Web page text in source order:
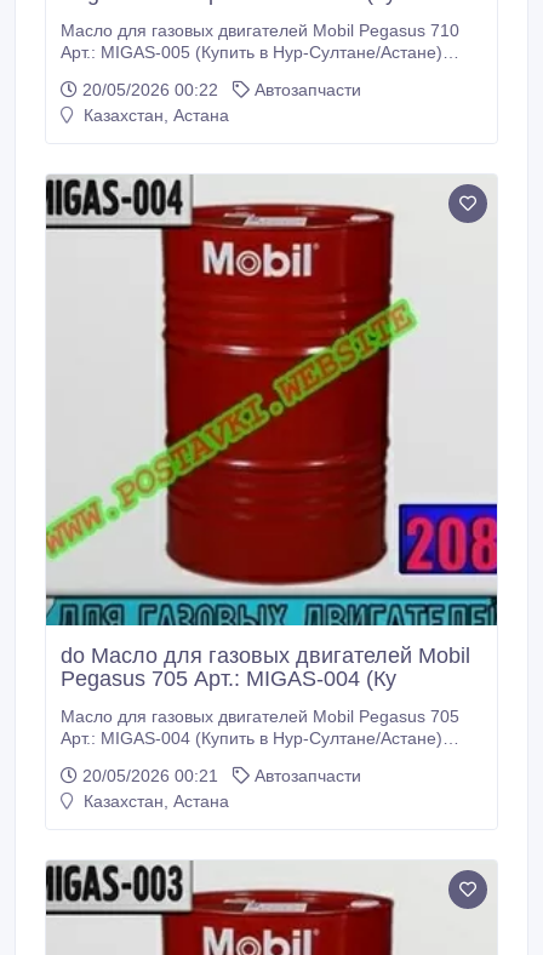
Масло для газовых двигателей Mobil Pegasus 710
Арт.: MIGAS-005 (Купить в Нур-Султане/Астане)
для газовых двигателей, обладающее очень
высокими эксплуатационными характеристиками и
четырехтактных двигателей с очень малым
расходом масла.
20/05/2026 00:22
Автозапчасти
Казахстан, Астана
do Масло для газовых двигателей Mobil
Pegasus 705 Арт.: MIGAS-004 (Ку
Масло для газовых двигателей Mobil Pegasus 705
Арт.: MIGAS-004 (Купить в Нур-Султане/Астане)
для газовых двигателей класса вязкости SAE 40,
обладающее очень высокими эксплуатационными
природном газе в качестве топлива.
20/05/2026 00:21
Автозапчасти
Казахстан, Астана